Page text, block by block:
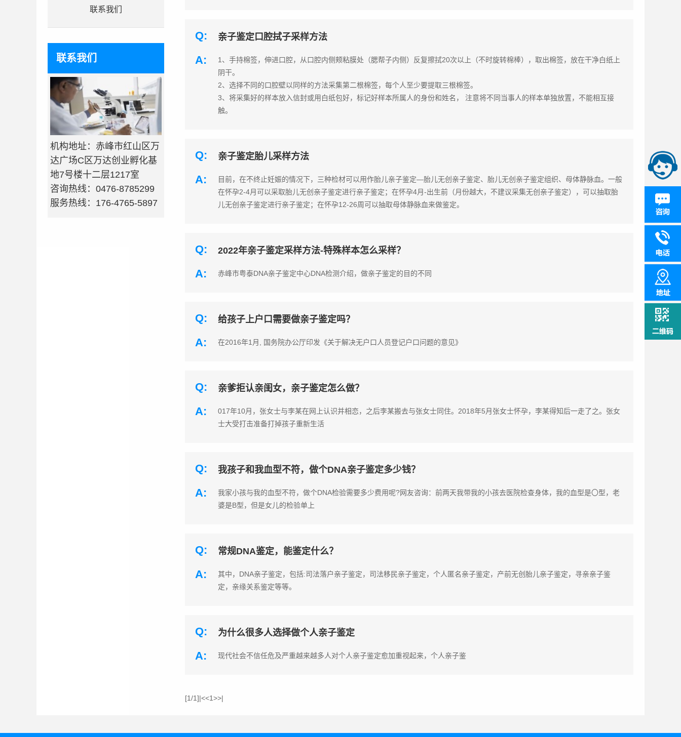
联系我们
联系我们
机构地址：赤峰市红山区万
达广场C区万达创业孵化基
地7号楼十二层1217室
咨询热线：0476-8785299
服务热线：176-4765-5897
Q: 亲子鉴定口腔拭子采样方法
A:
1、手持棉签，伸进口腔，从口腔内侧颊粘膜处（腮帮子内侧）反复擦拭20次以上（不时旋转棉棒），取出棉签，放在干净白纸上
阴干。
2、选择不同的口腔壁以同样的方法采集第二根棉签，每个人至少要提取三根棉签。
3、将采集好的样本放入信封或用白纸包好，标记好样本所属人的身份和姓名， 注意将不同当事人的样本单独放置，不能相互接
触。
Q: 亲子鉴定胎儿采样方法
A:
目前，在不终止妊娠的情况下，三种检材可以用作胎儿亲子鉴定—胎儿无创亲子鉴定、胎儿无创亲子鉴定组织、母体静脉血。一般
在怀孕2-4月可以采取胎儿无创亲子鉴定进行亲子鉴定；在怀孕4月-出生前（月份越大，不建议采集无创亲子鉴定），可以抽取胎
儿无创亲子鉴定进行亲子鉴定；在怀孕12-26周可以抽取母体静脉血来做鉴定。
Q: 2022年亲子鉴定采样方法-特殊样本怎么采样？
A: 赤峰市粤泰DNA亲子鉴定中心DNA检测介绍，做亲子鉴定的目的不同
Q: 给孩子上户口需要做亲子鉴定吗？
A: 在2016年1月, 国务院办公厅印发《关于解决无户口人员登记户口问题的意见》
Q: 亲爹拒认亲闺女，亲子鉴定怎么做？
A:
017年10月，张女士与李某在网上认识并相恋，之后李某搬去与张女士同住。2018年5月张女士怀孕，李某得知后一走了之。张女
士大受打击准备打掉孩子重新生活
Q: 我孩子和我血型不符，做个DNA亲子鉴定多少钱？
A:
我家小孩与我的血型不符，做个DNA检验需要多少费用呢?网友咨询：前两天我带我的小孩去医院检查身体，我的血型是〇型，老
婆是B型，但是女儿的检验单上
Q: 常规DNA鉴定，能鉴定什么？
A:
其中，DNA亲子鉴定，包括:司法落户亲子鉴定，司法移民亲子鉴定，个人匿名亲子鉴定，产前无创胎儿亲子鉴定，寻亲亲子鉴
定，亲缘关系鉴定等等。
Q: 为什么很多人选择做个人亲子鉴定
A: 现代社会不信任危及严重越来越多人对个人亲子鉴定愈加重视起来，个人亲子鉴
[1/1]|<<1>>|